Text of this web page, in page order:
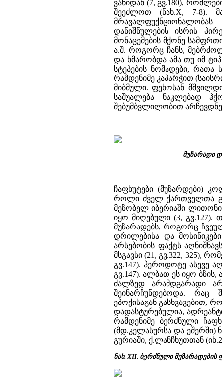
ვანიდან (7, გვ.180),
შეეძლოთ (ნახ.X, 7-8).
დანიშნულების ისრის
მონაცემების მქონე
ა.შ. როგორც ჩანს,
და ხმარობდა ამა თუ იმ
სტეპების ნომადები,
რამდენიმე კაპარჭით
მიბმული. ფეხოსან
საშუალება ნაკლებად
შებუმბვლილობით
მუზარადი
ჩაფხუტები (მუზარდები)
როლი ძველ ქართველთა
მეზობელ იბერიაში
იყო მიღებული (3, გვ.127).
მუზარადებს, როგორც
დრილებისა და
არსებობის ფაქტს
მსგავსი (21, გვ.322, 325),
გვ.147). ჰეროდოტე ასევე
გვ.147). ალბათ ეს იყო ბზის,
ძალზედ არამდგარადი
შეინარჩუნდებოდა. რაც
ეპოქისაგან გასხვავებით,
დადასტურებულია,
რამდენიმე ბერძნული
(მდ.კელასურსა და
გურიაში, ქ.ლანჩხუთთან
ნახ. XII. ბერძნული მუზარადების